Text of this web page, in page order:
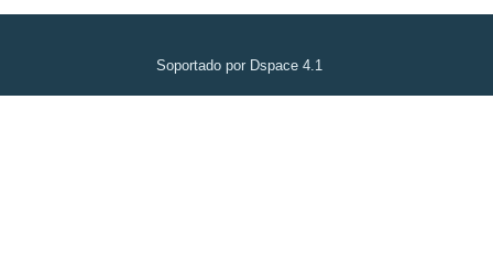
Soportado por Dspace 4.1